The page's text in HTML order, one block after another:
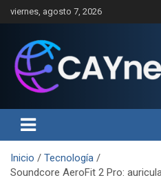
Saltar
al
viernes, agosto 7, 2026
Inicio
Tecnología
Soundcore AeroFit 2 Pro: